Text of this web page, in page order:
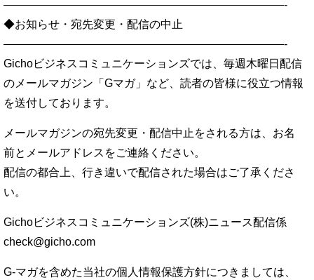
—————————————————————————-
◆お知らせ・宛先変更・配信の中止
—————————————————————————-
Gichoビジネスコミュニケーションズでは、毎週木曜日配信
のメールマガジン「Gマガ」など、読者の皆様に役立つ情報
を送付しております。
メールマガジンの宛先変更・配信中止をされる方は、お名
前とメールアドレスをご連絡ください。
配信の都合上、行き違いで配信された場合はご了承くださ
い。
Gichoビジネスコミュニケーションズ(株)ニュース配信係
check@gicho.com
G-マガを含めた当社の個人情報保護方針につきましては、